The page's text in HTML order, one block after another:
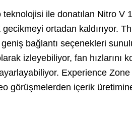
ile donatılan Nitro V
gecikmeyi ortadan kaldırıyor.
geniş bağlantı seçenekleri
izleyebiliyor, fan hızlarını
Experience
görüşmelerden içerik